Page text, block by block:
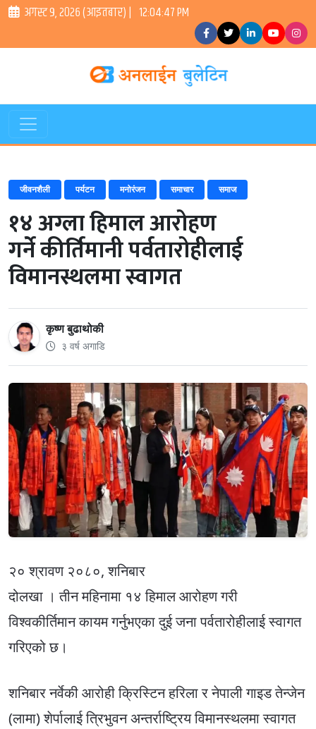
अगस्ट ९, २०२६ (आइतबार) | 12:04:48 PM
जीवनशैली पर्यटन मनोरंजन समाचार समाज
१४ अग्ला हिमाल आरोहण
गर्ने कीर्तिमानी पर्वतारोहीलाई
विमानस्थलमा स्वागत
कृष्ण बुढाथोकी
३ वर्ष अगाडि
२० श्रावण २०८०, शनिबार
दोलखा । तीन महिनामा १४ हिमाल आरोहण गरी
विश्वकीर्तिमान कायम गर्नुभएका दुई जना पर्वतारोहीलाई स्वागत
गरिएको छ।
शनिबार नर्वेकी आरोही क्रिस्टिन हरिला र नेपाली गाइड तेन्जेन
(लामा) शेर्पालाई त्रिभुवन अन्तर्राष्ट्रिय विमानस्थलमा स्वागत